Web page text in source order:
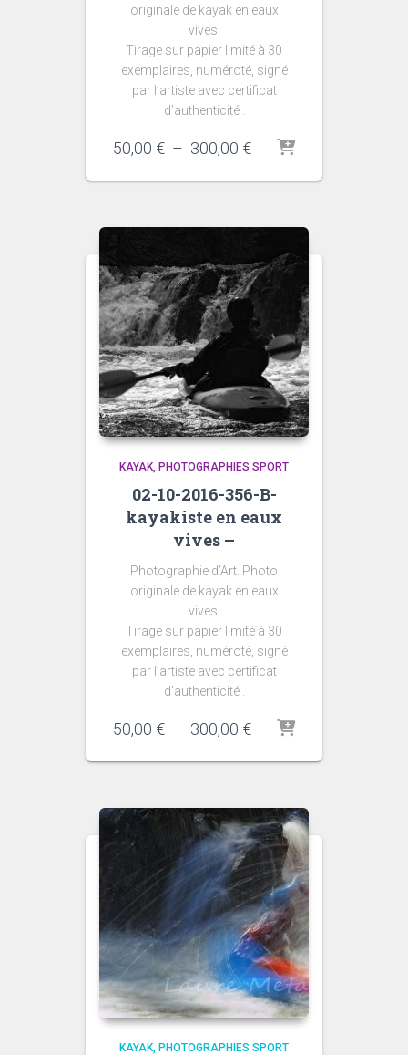
originale de kayak en eaux
vives.
Tirage sur papier limité à 30
exemplaires, numéroté, signé
par l’artiste avec certificat
d’authenticité .
50,00 € – 300,00 €Plage
prix :
à
KAYAK PHOTOGRAPHIES SPORT
02-10-2016-356-B-
kayakiste en eaux
vives –
Photographie d’Art. Photo
originale de kayak en eaux
vives.
Tirage sur papier limité à 30
exemplaires, numéroté, signé
par l’artiste avec certificat
d’authenticité .
50,00 € – 300,00 €Plage
prix :
à
300,00 €
KAYAK PHOTOGRAPHIES SPORT